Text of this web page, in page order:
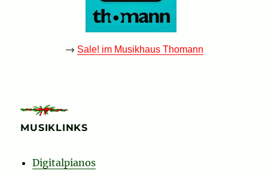
→ Sale! im Musikhaus Thomann
MUSIKLINKS
Digitalpianos